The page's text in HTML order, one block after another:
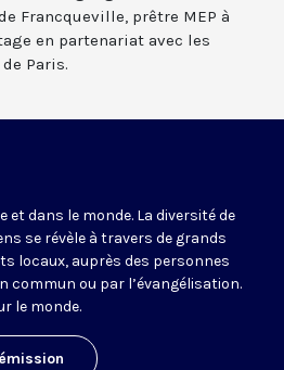
Francqueville, prêtre MEP à
en partenariat avec les
Paris.
et dans le monde. La diversité de
se révèle à travers de grands
locaux, auprès des personnes
commun ou par l’évangélisation.
le monde.